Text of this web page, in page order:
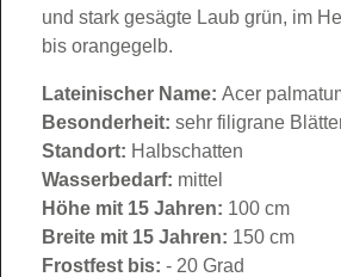
und stark gesägte Laub grün, im
bis orangegelb.
Lateinischer Name: Acer
Besonderheit: sehr filigrane
Standort: Halbschatten
Wasserbedarf: mittel
Höhe mit 15 Jahren: 100 cm
Breite mit 15 Jahren: 150 cm
Frostfest bis: - 20 Grad